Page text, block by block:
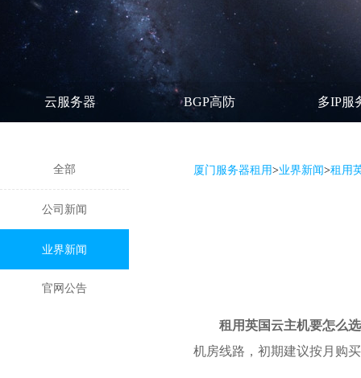
云服务器 BGP高防 多IP服
全部
公司新闻
业界新闻
官网公告
厦门服务器租用>业界新闻>租用
租用英国云主机要怎么
机房线路，初期建议按月购